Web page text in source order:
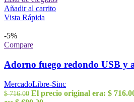
Añadir al carrito
Vista Rápida
-5%
Compare
Adorno fuego redondo USB y
MercadoLibre-Sinc
$716.00 El precio original era: $